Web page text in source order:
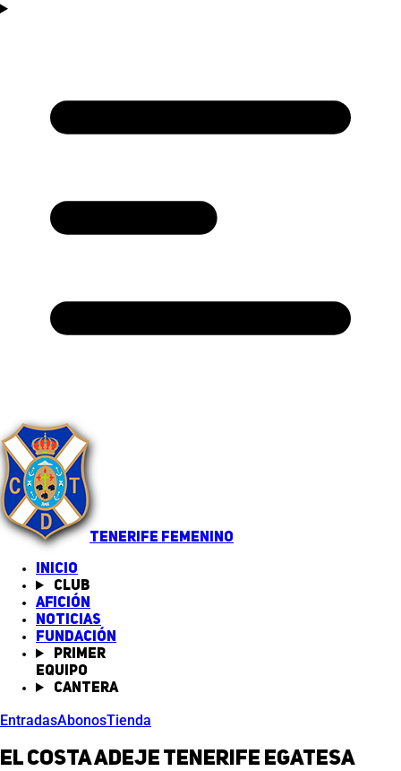
TENERIFE FEMENINO
INICIO
Club
Afición
Noticias
Fundación
Primer
equipo
Cantera
EntradasAbonosTienda
El Costa Adeje Tenerife Egatesa